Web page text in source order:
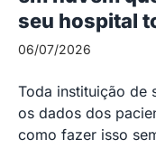
seu hospital
06/07/2026
Toda instituição de
os dados dos
como fazer isso